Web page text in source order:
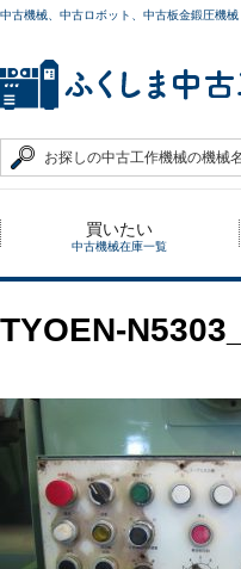
中古機械、中古ロボット、中古板金鍛圧機
買いたい
中古機械在庫一覧
TYOEN-